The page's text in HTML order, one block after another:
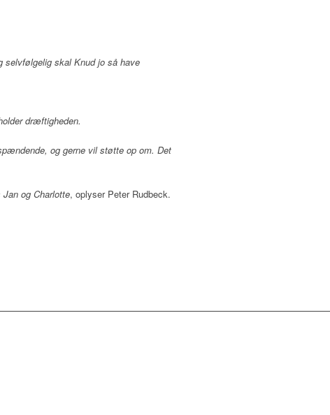
selvfølgelig skal Knud jo så have
dræftigheden.
og gerne vil støtte op om. Det
og Charlotte, oplyser Peter Rudbeck.